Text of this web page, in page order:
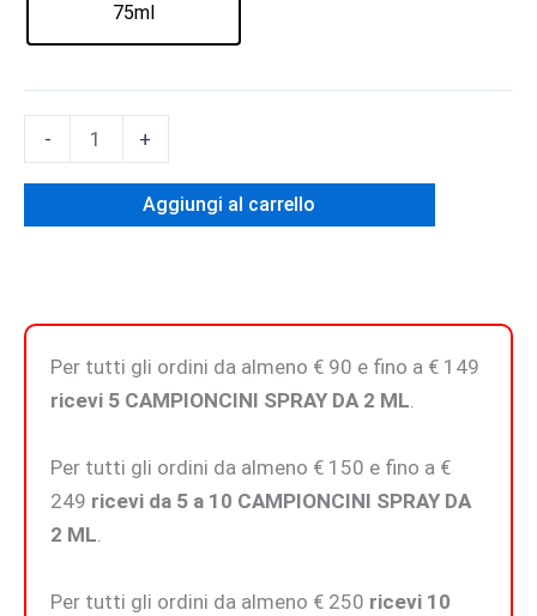
75ml
-
ELYSIUM
-
De
+
Aggiungi al carrello
Per tutti gli ordini da almeno € 90 e fino a € 149
ricevi 5 CAMPIONCINI SPRAY DA 2 ML.
Per tutti gli ordini da almeno € 150 e fino a €
249 ricevi da 5 a 10 CAMPIONCINI SPRAY DA
2 ML.
Per tutti gli ordini da almeno € 250 ricevi 10